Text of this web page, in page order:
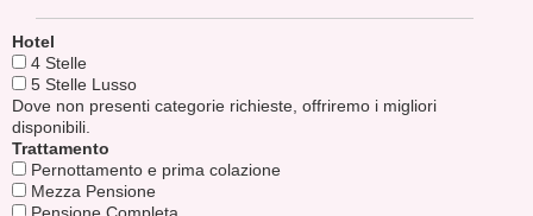
Hotel
4 Stelle
5 Stelle Lusso
Dove non presenti categorie richieste, offriremo i migliori
disponibili.
Trattamento
Pernottamento e prima colazione
Mezza Pensione
Pensione Completa